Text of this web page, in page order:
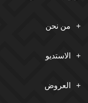
من نحن
الاستديو
العروض